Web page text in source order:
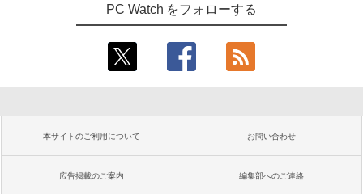
PC Watch をフォローする
本サイトのご利用について お問い合わせ
広告掲載のご案内 編集部へのご連絡